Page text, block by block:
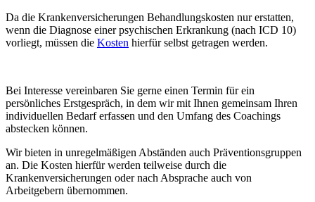
Da die Krankenversicherungen Behandlungskosten nur erstatten,
wenn die Diagnose einer psychischen Erkrankung (nach ICD 10)
vorliegt, müssen die Kosten hierfür selbst getragen werden.
Bei Interesse vereinbaren Sie gerne einen Termin für ein
persönliches Erstgespräch, in dem wir mit Ihnen gemeinsam Ihren
individuellen Bedarf erfassen und den Umfang des Coachings
abstecken können.
Wir bieten in unregelmäßigen Abständen auch Präventionsgruppen
an. Die Kosten hierfür werden teilweise durch die
Krankenversicherungen oder nach Absprache auch von
Arbeitgebern übernommen.